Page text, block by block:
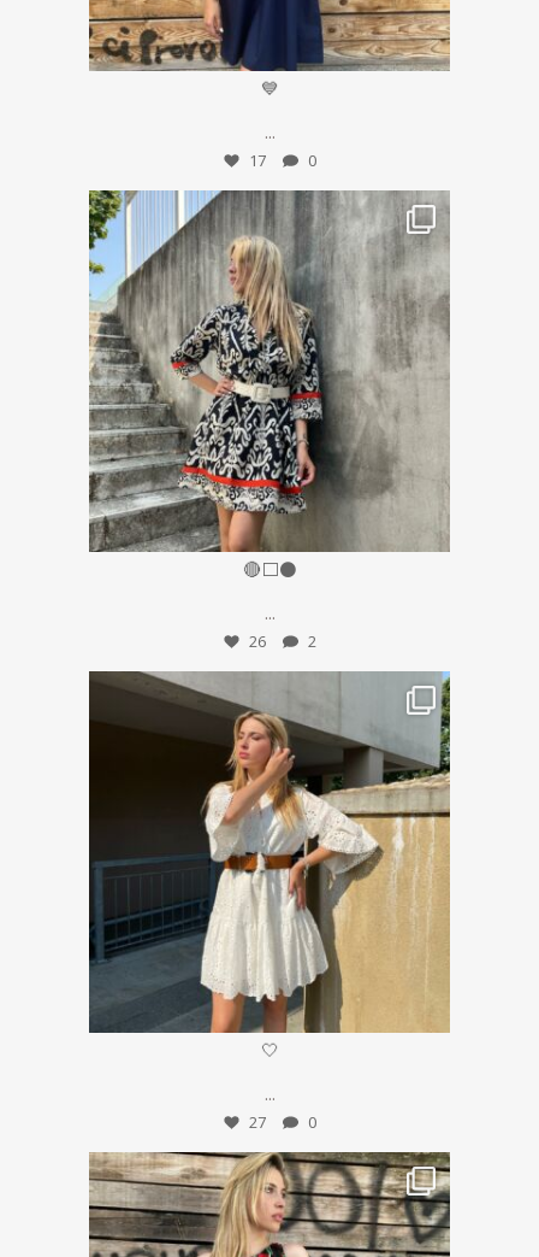
💙
...
17 0
Giu 28
🔴⬜️⚫️
...
26 2
Giu 24
🤍
...
27 0